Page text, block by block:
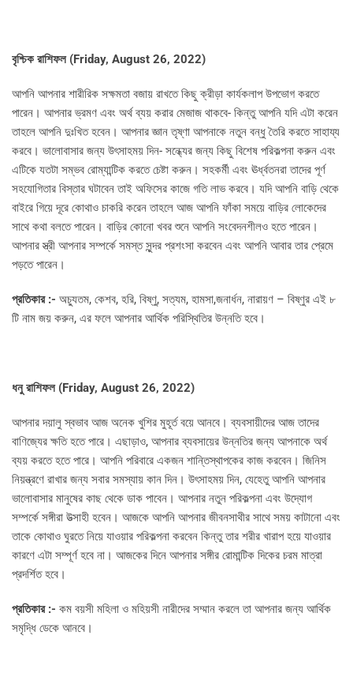
বৃশ্চিক রাশিফল (Friday, August 26, 2022)
আপনি আপনার শারীরিক সক্ষমতা বজায় রাখতে কিছু ক্রীড়া কার্যকলাপ উপভোগ করতে
পারেন। আপনার ভ্রমণ এবং অর্থ ব্যয় করার মেজাজ থাকবে- কিন্তু আপনি যদি এটা করেন
তাহলে আপনি দুঃখিত হবেন। আপনার জ্ঞান তৃষ্ণা আপনাকে নতুন বন্ধু তৈরি করতে সাহায্য
করবে। ভালোবাসার জন্য উৎসাহময় দিন- সন্ধ্যের জন্য কিছু বিশেষ পরিকল্পনা করুন এবং
এটিকে যতটা সম্ভব রোম্যান্টিক করতে চেষ্টা করুন। সহকর্মী এবং ঊর্ধ্বতনরা তাদের পূর্ণ
সহযোগিতার বিস্তার ঘটাবেন তাই অফিসের কাজে গতি লাভ করবে। যদি আপনি বাড়ি থেকে
বাইরে গিয়ে দূরে কোথাও চাকরি করেন তাহলে আজ আপনি ফাঁকা সময়ে বাড়ির লোকেদের
সাথে কথা বলতে পারেন। বাড়ির কোনো খবর শুনে আপনি সংবেদনশীলও হতে পারেন।
আপনার স্ত্রী আপনার সম্পর্কে সমস্ত সুন্দর প্রশংসা করবেন এবং আপনি আবার তার প্রেমে
পড়তে পারেন।
প্রতিকার :- অচ্যুতম, কেশব, হরি, বিষ্ণু, সত্যম, হামসা,জনার্ধন, নারায়ণ – বিষ্ণুর এই ৮
টি নাম জয় করুন, এর ফলে আপনার আর্থিক পরিস্থিতির উন্নতি হবে।
ধনু রাশিফল (Friday, August 26, 2022)
আপনার দয়ালু স্বভাব আজ অনেক খুশির মুহূর্ত বয়ে আনবে। ব্যবসায়ীদের আজ তাদের
বাণিজ্যের ক্ষতি হতে পারে। এছাড়াও, আপনার ব্যবসায়ের উন্নতির জন্য আপনাকে অর্থ
ব্যয় করতে হতে পারে। আপনি পরিবারে একজন শান্তিস্থাপকের কাজ করবেন। জিনিস
নিয়ন্ত্রণে রাখার জন্য সবার সমস্যায় কান দিন। উৎসাহময় দিন, যেহেতু আপনি আপনার
ভালোবাসার মানুষের কাছ থেকে ডাক পাবেন। আপনার নতুন পরিকল্পনা এবং উদ্যোগ
সম্পর্কে সঙ্গীরা উত্সাহী হবেন। আজকে আপনি আপনার জীবনসাথীর সাথে সময় কাটানো এবং
তাকে কোথাও ঘুরতে নিয়ে যাওয়ার পরিকল্পনা করবেন কিন্তু তার শরীর খারাপ হয়ে যাওয়ার
কারণে এটা সম্পূর্ণ হবে না। আজকের দিনে আপনার সঙ্গীর রোমান্টিক দিকের চরম মাত্রা
প্রদর্শিত হবে।
প্রতিকার :- কম বয়সী মহিলা ও মহিয়সী নারীদের সম্মান করলে তা আপনার জন্য আর্থিক
সমৃদ্ধি ডেকে আনবে।